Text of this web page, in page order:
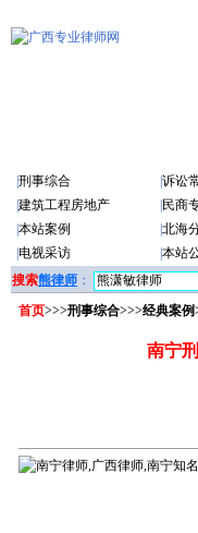
刑事综合 诉讼
建筑工程房地产 民商
本站案例 北海
电视采访 本站
搜索熊律师 ：
首页>>>刑事综合>>>经典案例
南宁